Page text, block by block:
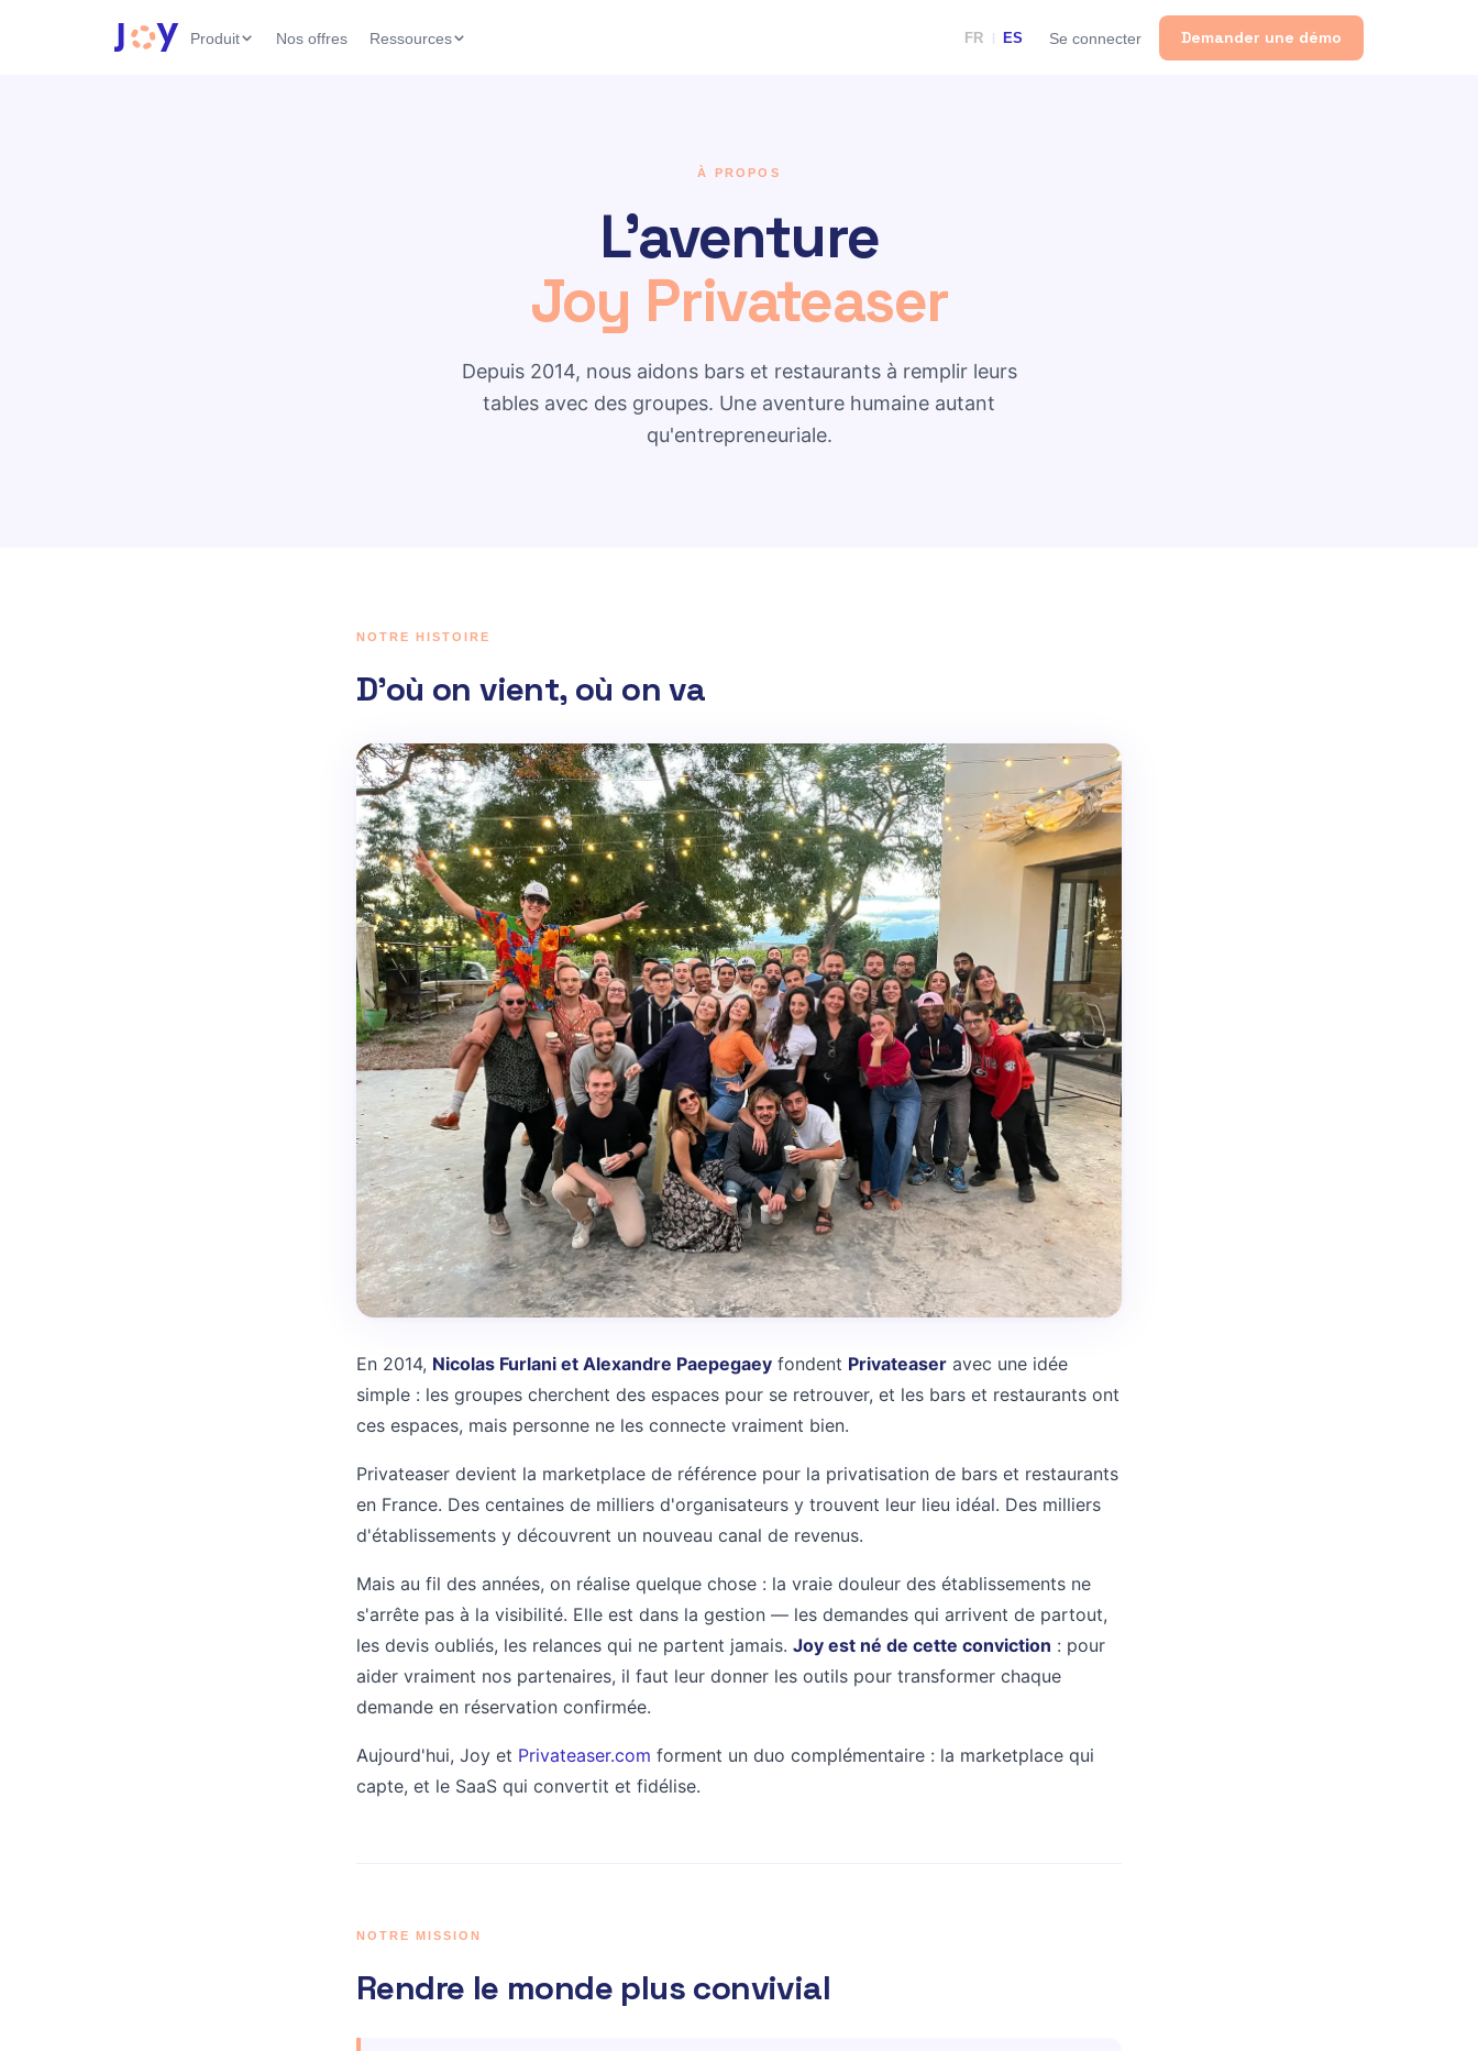
Produit Nos offres Ressources FR | ES Se connecter Demander une démo
À PROPOS
L'aventure
Joy Privateaser
Depuis 2014, nous aidons bars et restaurants à remplir leurs
tables avec des groupes. Une aventure humaine autant
qu'entrepreneuriale.
NOTRE HISTOIRE
D'où on vient, où on va
En 2014, Nicolas Furlani et Alexandre Paepegaey fondent Privateaser avec une idée
simple : les groupes cherchent des espaces pour se retrouver, et les bars et restaurants ont
ces espaces, mais personne ne les connecte vraiment bien.
Privateaser devient la marketplace de référence pour la privatisation de bars et restaurants
en France. Des centaines de milliers d'organisateurs y trouvent leur lieu idéal. Des milliers
d'établissements y découvrent un nouveau canal de revenus.
Mais au fil des années, on réalise quelque chose : la vraie douleur des établissements ne
s'arrête pas à la visibilité. Elle est dans la gestion — les demandes qui arrivent de partout,
les devis oubliés, les relances qui ne partent jamais. Joy est né de cette conviction : pour
aider vraiment nos partenaires, il faut leur donner les outils pour transformer chaque
demande en réservation confirmée.
Aujourd'hui, Joy et Privateaser.com forment un duo complémentaire : la marketplace qui
capte, et le SaaS qui convertit et fidélise.
NOTRE MISSION
Rendre le monde plus convivial